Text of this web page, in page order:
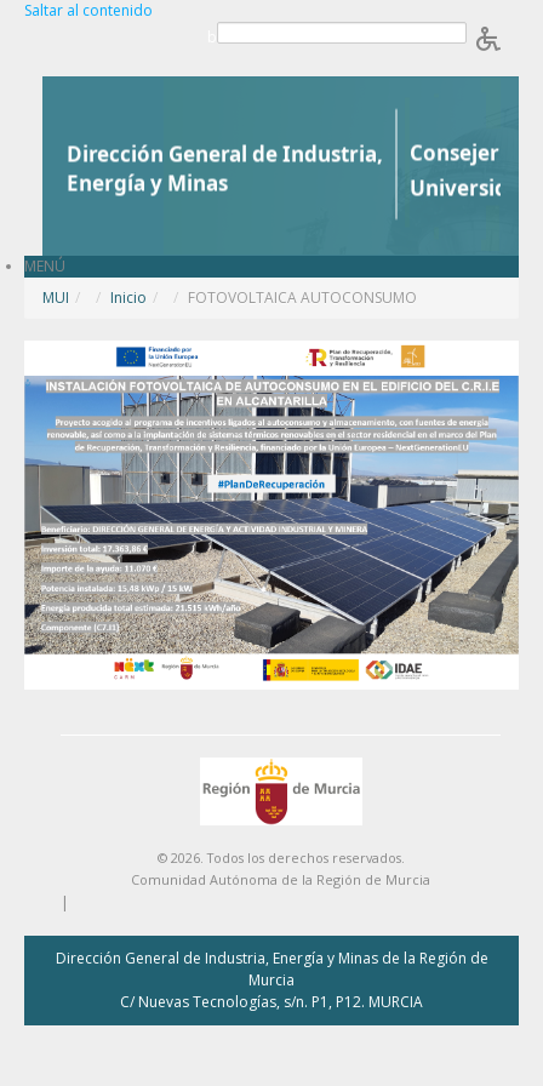
Saltar al contenido
MENÚ
MUI / Inicio / FOTOVOLTAICA AUTOCONSUMO
© 2026. Todos los derechos reservados.
Comunidad Autónoma de la Región de Murcia
|
Dirección General de Industria, Energía y Minas de la Región de
Murcia
C/ Nuevas Tecnologías, s/n. P1, P12. MURCIA